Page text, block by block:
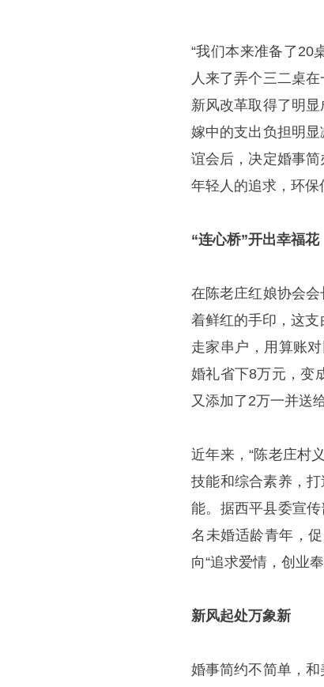
“我们本来准备了20
人来了弄个三二桌
新风改革取得了明
嫁中的支出负担明
谊会后，决定婚事
年轻人的追求，环保
“连心桥”开出幸福花
在陈老庄红娘协会
着鲜红的手印，这支
走家串户，用算账
婚礼省下8万元，变
又添加了2万一并送
近年来，“陈老庄村
技能和综合素养，
能。据西平县委宣
名未婚适龄青年，
向“追求爱情，创业
新风起处万象新
婚事简约不简单，